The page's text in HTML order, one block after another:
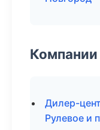
Компании
Дилер-
Рулевое и